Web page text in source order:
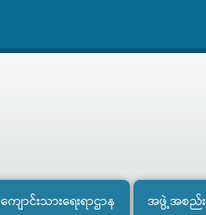
ကျောင်းသားရေးရာဌာန အဖွဲ့အစည်းမ